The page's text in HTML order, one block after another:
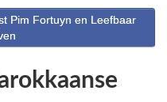
Pim Fortuyn en Leefbaar